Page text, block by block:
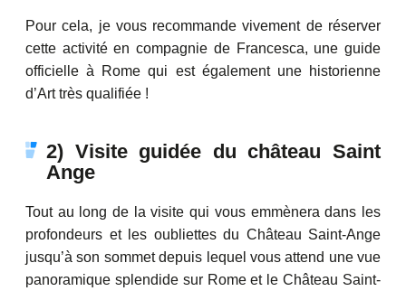
Pour cela, je vous recommande vivement de réserver
cette activité en compagnie de Francesca, une guide
officielle à Rome qui est également une historienne
d’Art très qualifiée !
2) Visite guidée du château Saint
Ange
Tout au long de la visite qui vous emmènera dans les
profondeurs et les oubliettes du Château Saint-Ange
jusqu’à son sommet depuis lequel vous attend une vue
panoramique splendide sur Rome et le Château Saint-